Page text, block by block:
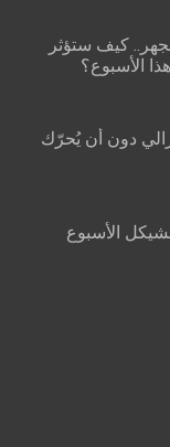
كيف ستؤثر
الأسبوع؟
دون أن يُحرّك
الأسبوع